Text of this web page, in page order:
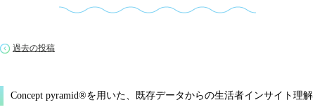
過去の投稿
Concept pyramid®を用いた、既存データからの生活者インサイト理解